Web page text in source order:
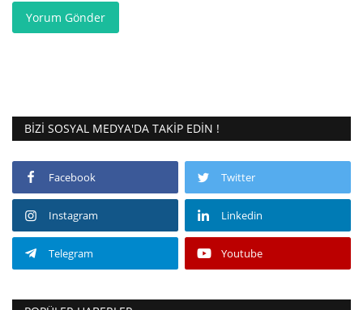
Yorum Gönder
BIZI SOSYAL MEDYA'DA TAKIP EDIN !
Facebook Twitter
Instagram Linkedin
Telegram Youtube